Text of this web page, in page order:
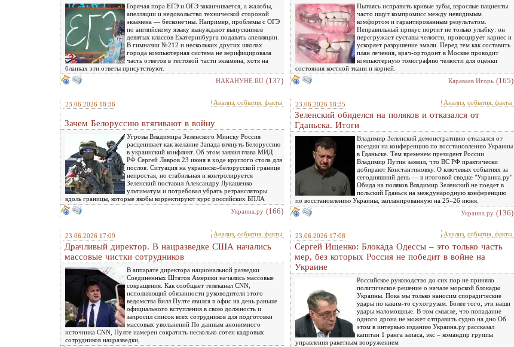
Горячая пора ЕГЭ и ОГЭ заканчивается, а жалобы,
апелляции и недовольство технической стороной
экзамена — бесконечны. Например, проблемы с ОГЭ
по английскому языку вынуждают выпускников
девятых классов Екатеринбурга подавать апелляции.
В гимназии №212 и нескольких других школах
города компьютерная система не верифицировала
часть ответов в тестовой части экзамена, хотя на
бланках эти ответы присутствуют.
НАКАНУНЕ.RU (137)
Пытаясь исправить кривые зубы, взрослые пациенты
часто ищут компромисс между невидимым
комфортом и гарантированным результатом.
Неправильный прикус портит не только улыбку: он
перегружает суставы челюсти, провоцирует кариес и
ускоряет разрушение эмали. Перед тем как составить
план лечения, врач-ортодонт в Москве проводит
компьютерную томографию челюсти для оценки
состояния костной ткани и корней.
Караваев Игорь (165)
23.06.2026 18:36 Анализ, события, факты
Зачем Белоруссию втягивают в войну
Угрозы Владимира Зеленского Минску Россия
расценивает как желание Запада втянуть Белоруссию
в украинский конфликт. Об этом заявил глава МИД
РФ Сергей Лавров 23 июня в ходе круглого стола для
послов. Ситуация на украинско-белорусской границе
непростая, но стабильная и контролируется
Зеленский поставил Александру Лукашенко
ультиматум и потребовал убрать ретрансляторы
вдоль границы, которые якобы корректируют курс российских БПЛА
Украина.ру (166)
23.06.2026 18:35 Анализ, события, факты
Зеленский обиделся на поляков и отказался от
Гданьска. Итоги
Владимир Зеленский демонстративно отказался от
поездки на конференцию по восстановлению Украины
в Гданьске. Тем временем президент России
Владимир Путин заявил, что ВС РФ практически
добирают Константиновку. О ключевых событиях за
сегодняшний день — в итоговой сводке "Украина.ру"
Обида на поляков Владимир Зеленский не поедет в
польский Гданьск на международную конференцию
по восстановлению Украины, запланированную на 25–26 июня.
Украина.ру (136)
23.06.2026 17:09 Анализ, события, факты
Драчливый директор. В нацразведке США начались
массовые чистки сотрудников
В аппарате директора национальной разведки
Соединенных Штатов Америки начались массовые
сокращения. Как сообщает телеканал CNN,
исполняющий обязанности руководителя этого
ведомства Билл Пулте явился в офис на день раньше
официального вступления в свою должность и
запросил список всех сотрудников для подготовки
массовых увольнений По данным анонимного
источника CNN, Пулте намерен сократить несколько сотен кадровых
сотрудников нацразведки,
23.06.2026 17:08 Анализ, события, факты
Сергей Ищенко: Блокада Одессы – это только часть
мер, без которых Россия не победит в войне на
Украине
Российское руководство до сих пор не приняло
политическое решение о начале морской блокады
Украины. Пока мы только наносим спорадические
удары по каким-то сухогрузам. Более того, эти наши
удары маломощные. В том смысле, что попадание
одного дрона не может отправить судно на дно Об
этом в интервью изданию Украина.ру рассказал
капитан 1 ранга запаса, экс – командир группы
управления ракетным вооружением